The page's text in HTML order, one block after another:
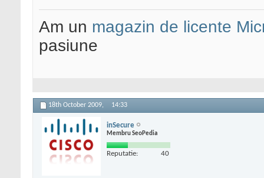
Am un magazin de licente
pasiune
18th October 2009, 14:33
inSecure
Membru SeoPedia
Reputatie: 40